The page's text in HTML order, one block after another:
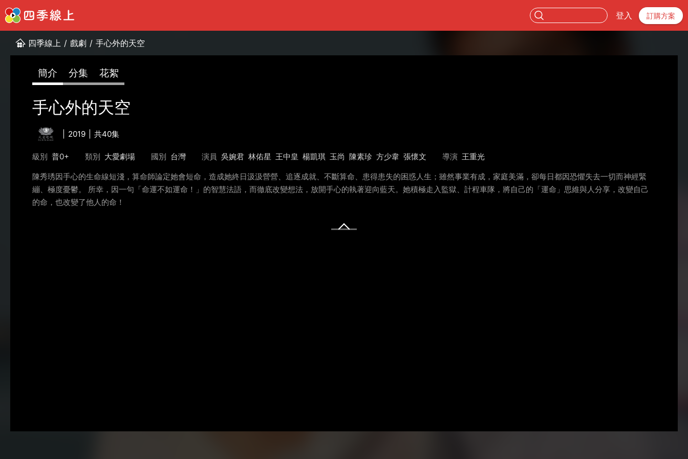
登入 訂購方案
四季線上 / 戲劇 / 手心外的天空
簡介 分集 花絮
手心外的天空
2019 共40集
級別 普0+ 類別 大愛劇場 國別 台灣 演員 吳婉君 林佑星 王中皇 楊凱琪 玉尚 陳素珍 方少韋 張懷文 導演 王重光
陳秀琇因手心的生命線短淺，算命師論定她會短命，造成她終日汲汲營營、追逐成就、不斷算命、患得患失的困惑人生；雖然事業有成，家庭美滿，卻每日都因恐懼失去一切而神經緊
繃、極度憂鬱。 所幸，因一句「命運不如運命！」的智慧法語，而徹底改變想法，放開手心的執著迎向藍天。她積極走入監獄、計程車隊，將自己的「運命」思維與人分享，改變自己
的命，也改變了他人的命！